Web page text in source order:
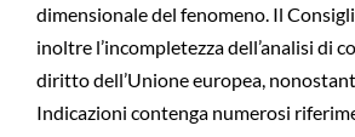
dimensionale del fenomeno. Il
inoltre l’incompletezza dell’analisi di
diritto dell’Unione europea,
Indicazioni contenga numerosi